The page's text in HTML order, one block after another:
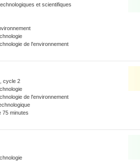
et scientifiques
de l'environnement
cycle 2
de l'environnement
75 minutes